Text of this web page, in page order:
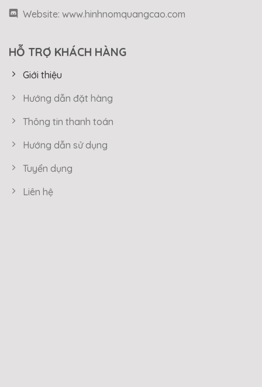
Website: www.hinhnomquangcao.com
HỖ TRỢ KHÁCH HÀNG
Giới thiệu
Hướng dẫn đặt hàng
Thông tin thanh toán
Hướng dẫn sử dụng
Tuyển dụng
Liên hệ